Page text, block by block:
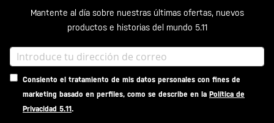
Mantente al día sobre nuestras últimas ofertas, nuevos
productos e historias del mundo 5.11
Consiento el tratamiento de mis datos personales con fines de
marketing basado en perfiles, como se describe en la Política de
Privacidad 5.11.